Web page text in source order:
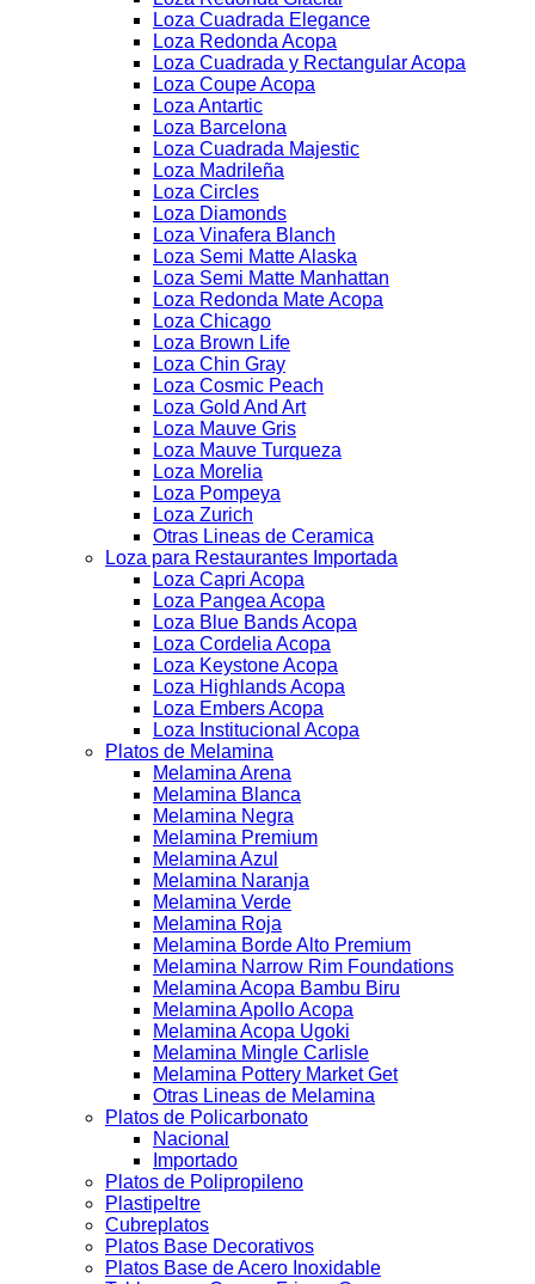
Loza Cuadrada Elegance
Loza Redonda Acopa
Loza Cuadrada y Rectangular Acopa
Loza Coupe Acopa
Loza Antartic
Loza Barcelona
Loza Cuadrada Majestic
Loza Madrileña
Loza Circles
Loza Diamonds
Loza Vinafera Blanch
Loza Semi Matte Alaska
Loza Semi Matte Manhattan
Loza Redonda Mate Acopa
Loza Chicago
Loza Brown Life
Loza Chin Gray
Loza Cosmic Peach
Loza Gold And Art
Loza Mauve Gris
Loza Mauve Turqueza
Loza Morelia
Loza Pompeya
Loza Zurich
Otras Lineas de Ceramica
Loza para Restaurantes Importada
Loza Capri Acopa
Loza Pangea Acopa
Loza Blue Bands Acopa
Loza Cordelia Acopa
Loza Keystone Acopa
Loza Highlands Acopa
Loza Embers Acopa
Loza Institucional Acopa
Platos de Melamina
Melamina Arena
Melamina Blanca
Melamina Negra
Melamina Premium
Melamina Azul
Melamina Naranja
Melamina Verde
Melamina Roja
Melamina Borde Alto Premium
Melamina Narrow Rim Foundations
Melamina Acopa Bambu Biru
Melamina Apollo Acopa
Melamina Acopa Ugoki
Melamina Mingle Carlisle
Melamina Pottery Market Get
Otras Lineas de Melamina
Platos de Policarbonato
Nacional
Importado
Platos de Polipropileno
Plastipeltre
Cubreplatos
Platos Base Decorativos
Platos Base de Acero Inoxidable